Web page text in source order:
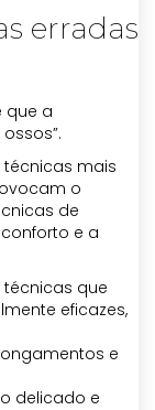
erradas
que a
técnicas mais
o
de
e a
que
eficazes,
e
delicado e